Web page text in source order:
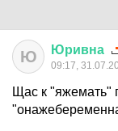
Ю Юривна
09:17,
Щас к "яжемать"